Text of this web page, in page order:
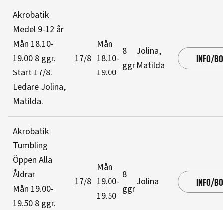
Akrobatik
Medel 9-12 år
Mån 18.10-
19.00 8 ggr.
Start 17/8.
Ledare Jolina,
Matilda.
17/8
Mån
18.10-
19.00
8
ggr
Jolina,
Matilda
INFO/
Akrobatik
Tumbling
Öppen Alla
Åldrar
Mån 19.00-
19.50 8 ggr.
17/8
Mån
19.00-
19.50
8
ggr
Jolina INFO/